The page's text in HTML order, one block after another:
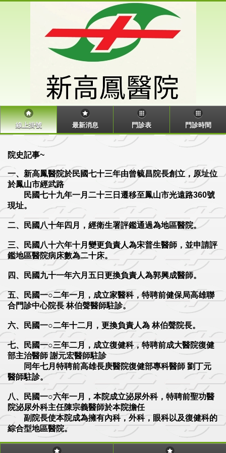
線上掛號 最新消息 門診表 門診時間
院史記事~
一、新高鳳醫院於民國七十三年由曾毓昌院長創立，原址位
於鳳山市經武路
民國七十九年一月二十三日遷移至鳳山市光遠路360號
現址。
二、民國八十年四月，經衛生署評鑑通過為地區醫院。
三、民國八十六年十月變更負責人為宋普生醫師，並申請評
鑑地區醫院病床數為二十床。
四、民國九十一年六月五日更換負責人為郭興成醫師。
五、民國一○二年一月，成立家醫科，特聘前健保局高雄聯
合門診中心院長 林伯聲醫師駐診。
六、民國一○二年十二月，更換負責人為 林伯聲院長。
七、民國一○三年二月，成立復健科，特聘前成大醫院復健
部主治醫師 謝元宏醫師駐診
同年七月特聘前高雄長庚醫院復健部專科醫師 劉丁元
醫師駐診。
八、民國一○六年一月，本院成立泌尿外科，特聘前聖功醫
院泌尿外科主任陳宗義醫師於本院擔任
副院長使本院成為擁有內科，外科，眼科以及復健科的
綜合型地區醫院。